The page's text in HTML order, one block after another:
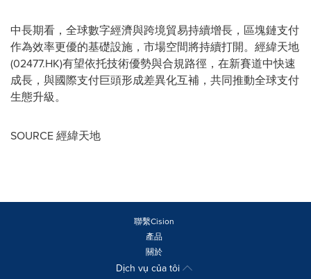
中長期看，全球數字經濟與跨境貿易持續增長，區塊鏈支付
作為效率更優的基礎設施，市場空間將持續打開。經緯天地
(02477.HK)有望依托技術優勢與合規路徑，在新賽道中快速
成長，與國際支付巨頭形成差異化互補，共同推動全球支付
生態升級。
SOURCE 經緯天地
聯繫Cision
產品
關於
Dịch vụ của tôi